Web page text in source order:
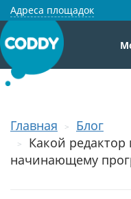
Адреса площадок
Главная
Блог
Какой редактор
начинающему